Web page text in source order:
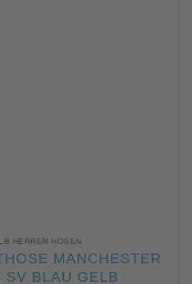
HERREN HOSEN
MANCHESTER
SV BLAU GELB